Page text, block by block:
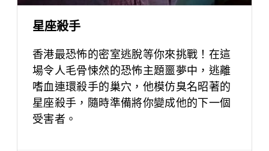
星座殺手
香港最恐怖的密室逃脫等你來挑戰！在這
場令人毛骨悚然的恐怖主題噩夢中，逃離
嗜血連環殺手的巢穴，他模仿臭名昭著的
星座殺手，隨時準備將你變成他的下一個
受害者。